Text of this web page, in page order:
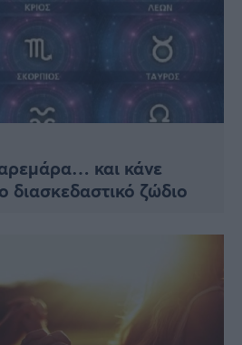
και κάνε
διασκεδαστικό ζώδιο